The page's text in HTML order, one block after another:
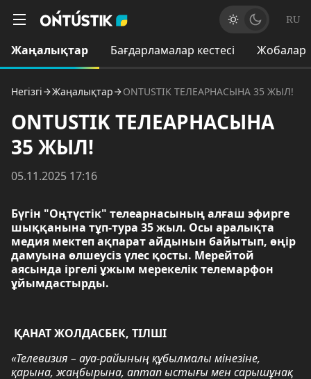
RU
Жаңалықтар Бағдарламалар кестесі Жобалар
Негізгі Жаңалықтар ONTUSTIK ТЕЛЕАРНАСЫНА 35 ЖЫЛ!
ONTUSTIK ТЕЛЕАРНАСЫНА
35 ЖЫЛ!
05.11.2025 17:16
Бүгін "Оңтүстік" телеарнасының алғаш эфирге
шыққанына тұп-тура 35 жыл. Осы аралықта
медия мектеп ақпарат айдынын байытып, өңір
дамуына өлшеусіз үлес қосты. Мерейтой
аясында іргелі ұжым мерекелік телемарфон
ұйымдастырды.
ҚАНАТ ЖОЛДАСБЕК, ТІЛШІ
«Телевизия – ауа-райының құбылмалы мінезіне,
қарына, жаңбырына, аптап ыстығы мен сарышұнақ